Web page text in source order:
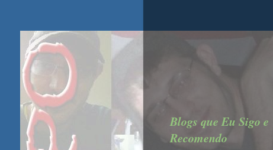
Blogs que Eu Sigo e
Recomendo